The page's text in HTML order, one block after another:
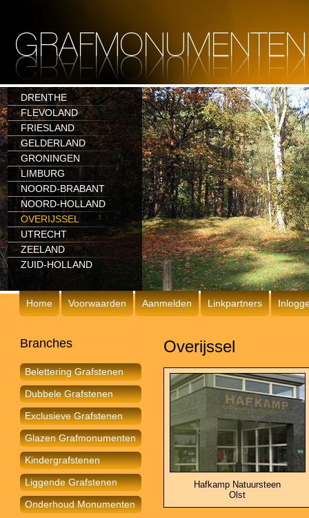
DRENTHE
FLEVOLAND
FRIESLAND
GELDERLAND
GRONINGEN
LIMBURG
NOORD-BRABANT
NOORD-HOLLAND
OVERIJSSEL
UTRECHT
ZEELAND
ZUID-HOLLAND
Home Voorwaarden Aanmelden Linkpartners
Branches
Belettering Grafstenen
Dubbele Grafstenen
Exclusieve Grafstenen
Glazen Grafmonumenten
Kindergrafstenen
Liggende Grafstenen
Onderhoud Monumenten
Overijssel
Hafkamp Natuursteen
Olst